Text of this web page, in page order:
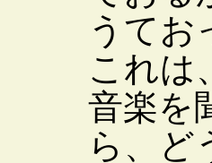
うてお
これは
音楽を
ら、ど